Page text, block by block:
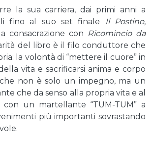
la sua carriera, dai primi anni a
fino al suo set finale
Il Postino,
consacrazione con Ricomincio da
del libro è il filo conduttore che
la volontà di “mettere il cuore” in
vita e sacrificarsi anima e corpo
non è solo un impegno, ma un
che da senso alla propria vita e al
con un martellante “TUM-TUM” a
più importanti sovrastando